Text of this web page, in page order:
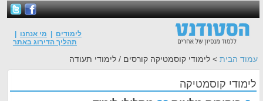
לימודים|מי אנחנו|
תהליך הדירוג באתר
הבית> לימודי קוסמטיקה קורסים / לימודי תעודה
קוסמטיקה